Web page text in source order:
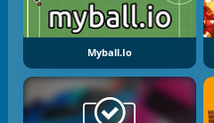
Myball.io